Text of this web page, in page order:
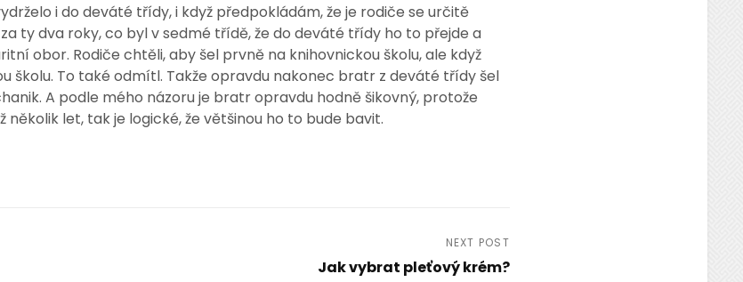
i do deváté třídy, i když předpokládám, že je rodiče se určitě
ty dva roky, co byl v sedmé třídě, že do deváté třídy ho to přejde a
obor. Rodiče chtěli, aby šel prvně na knihovnickou školu, ale když
školu. To také odmítl. Takže opravdu nakonec bratr z deváté třídy šel
A podle mého názoru je bratr opravdu hodně šikovný, protože
několik let, tak je logické, že většinou ho to bude bavit.
NEXT POST
Jak vybrat pleťový krém?